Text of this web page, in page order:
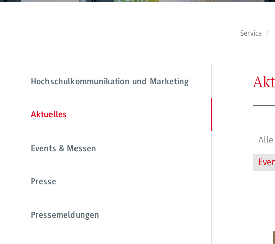
Service
Hochschulkommunikation und Marketing
Aktuelles
Events & Messen
Presse
Pressemeldungen
Alle